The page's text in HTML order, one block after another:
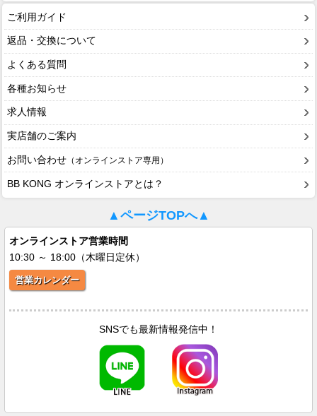
ご利用ガイド
返品・交換について
よくある質問
各種お知らせ
求人情報
実店舗のご案内
お問い合わせ （オンラインストア専用）
BB KONG オンラインストアとは？
▲ページTOPへ▲
オンラインストア営業時間
10:30 ～ 18:00（木曜日定休）
営業カレンダー
SNSでも最新情報発信中！